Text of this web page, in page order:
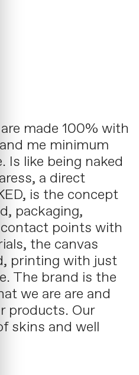
made 100% with
me minimum
Is like being naked
a direct
is the concept
packaging,
contact points with
the canvas
printing with just
The brand is the
we are are and
products. Our
skins and well